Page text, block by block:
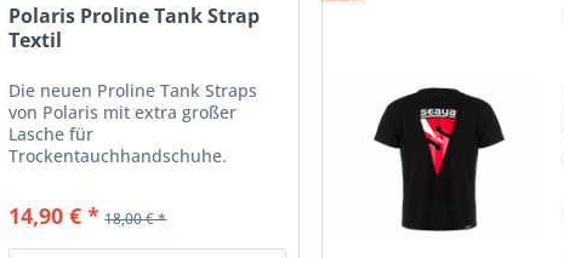
Polaris Proline Tank Strap
Textil
Die neuen Proline Tank Straps
von Polaris mit extra großer
Lasche für
Trockentauchhandschuhe.
extrem strapazierfähig durch
Textil-Verstärkung. Verfügbare
14,90 € * 18,00 € *